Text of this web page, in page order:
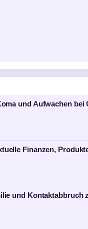
und Aufwachen bei
Finanzen,
und Kontaktabbruch